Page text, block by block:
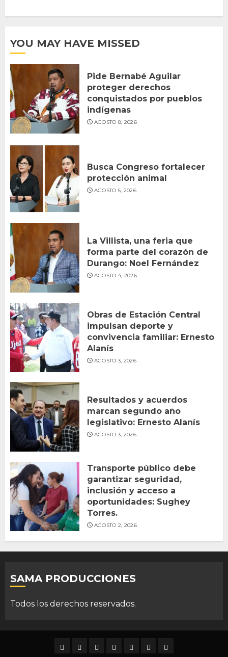
YOU MAY HAVE MISSED
Pide Bernabé Aguilar
proteger derechos
conquistados por pueblos
indígenas
AGOSTO 8, 2026
Busca Congreso fortalecer
protección animal
AGOSTO 5, 2026
La Villista, una feria que
forma parte del corazón de
Durango: Noel Fernández
AGOSTO 4, 2026
Obras de Estación Central
impulsan deporte y
convivencia familiar: Ernesto
Alanís
AGOSTO 3, 2026
Resultados y acuerdos
marcan segundo año
legislativo: Ernesto Alanís
AGOSTO 3, 2026
Transporte público debe
garantizar seguridad,
inclusión y acceso a
oportunidades: Sughey
Torres.
AGOSTO 2, 2026
SAMA PRODUCCIONES
Todos los derechos reservados.
DURANGO
NACIONAL
INTERNACIONAL
DEPORTES
ENTRETENIMIENTO
CIENCIAOPINION